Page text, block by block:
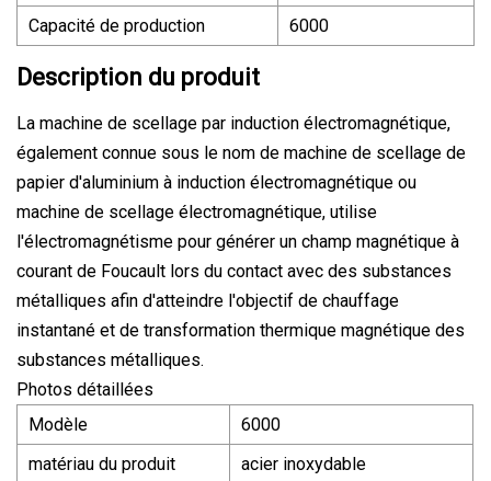
Capacité de production
6000
Description du produit
La machine de scellage par induction électromagnétique,
également connue sous le nom de machine de scellage de
papier d'aluminium à induction électromagnétique ou
machine de scellage électromagnétique, utilise
l'électromagnétisme pour générer un champ magnétique à
courant de Foucault lors du contact avec des substances
métalliques afin d'atteindre l'objectif de chauffage
instantané et de transformation thermique magnétique des
substances métalliques.
Photos détaillées
Modèle
6000
matériau du produit
acier inoxydable